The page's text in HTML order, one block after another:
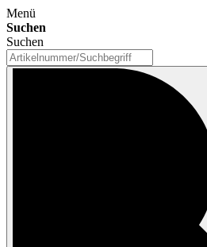
Menü
Suchen
Suchen